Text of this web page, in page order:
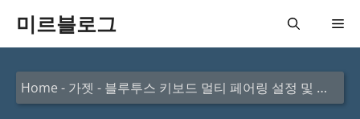
미르블로그 메
뉴
Home - 가젯 - 블루투스 키보드 멀티 페어링 설정 및 전환 속도 비교